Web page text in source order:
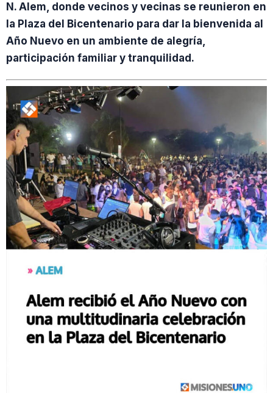
N. Alem, donde vecinos y vecinas se reunieron en
la Plaza del Bicentenario para dar la bienvenida al
Año Nuevo en un ambiente de alegría,
participación familiar y tranquilidad.